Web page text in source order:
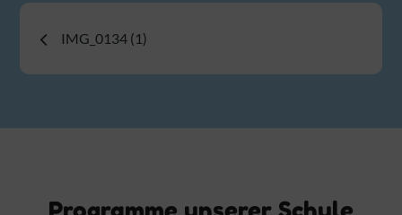
Beitragsnavigation
IMG_0134 (1)